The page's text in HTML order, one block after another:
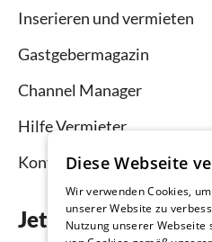
Inserieren und vermieten
Gastgebermagazin
Channel Manager
Hilfe Vermieter
Kontakt
Jetzt die App
Diese Webseite
Wir verwenden Cookies,
unserer Website zu
Nutzung unserer Webseite